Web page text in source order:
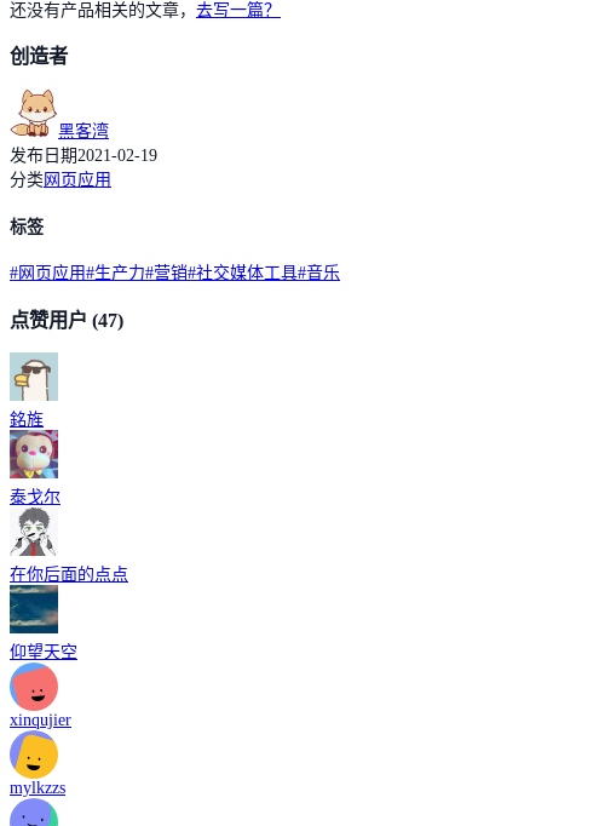
还没有产品相关的文章， 去写一篇？
创造者
黑客湾
发布日期2021-02-19
分类网页应用
标签
#网页应用#生产力#营销#社交媒体工具#音乐
点赞用户 (47)
銘旌
泰戈尔
在你后面的点点
仰望天空
xinqujier
mylkzzs